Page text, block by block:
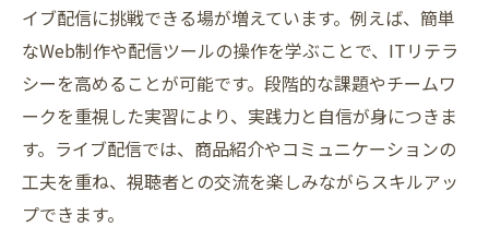
イブ配信に挑戦できる場が増えています。例えば、簡単
なWeb制作や配信ツールの操作を学ぶことで、ITリテラ
シーを高めることが可能です。段階的な課題やチームワ
ークを重視した実習により、実践力と自信が身につきま
す。ライブ配信では、商品紹介やコミュニケーションの
工夫を重ね、視聴者との交流を楽しみながらスキルアッ
プできます。